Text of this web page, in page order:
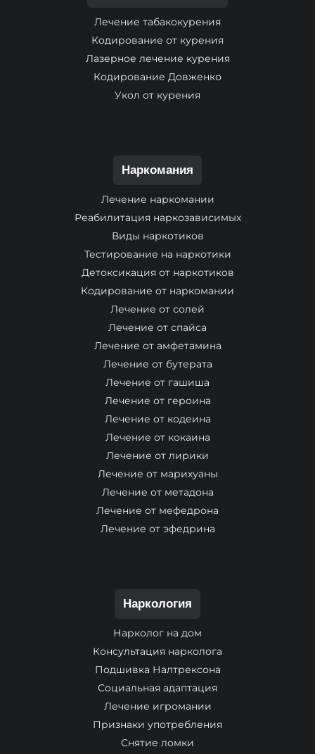
Лечение табакокурения
Кодирование от курения
Лазерное лечение курения
Кодирование Довженко
Укол от курения
Наркомания
Лечение наркомании
Реабилитация наркозависимых
Виды наркотиков
Тестирование на наркотики
Детоксикация от наркотиков
Кодирование от наркомании
Лечение от солей
Лечение от спайса
Лечение от амфетамина
Лечение от бутерата
Лечение от гашиша
Лечение от героина
Лечение от кодеина
Лечение от кокаина
Лечение от лирики
Лечение от марихуаны
Лечение от метадона
Лечение от мефедрона
Лечение от эфедрина
Наркология
Нарколог на дом
Консультация нарколога
Подшивка Налтрексона
Социальная адаптация
Лечение игромании
Признаки употребления
Снятие ломки